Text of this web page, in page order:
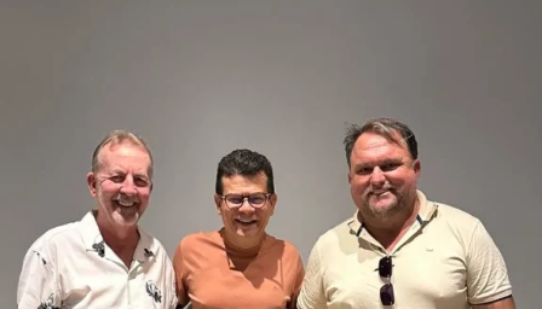
uma representação federal alinhada às prioridades dos
municípios potiguares.